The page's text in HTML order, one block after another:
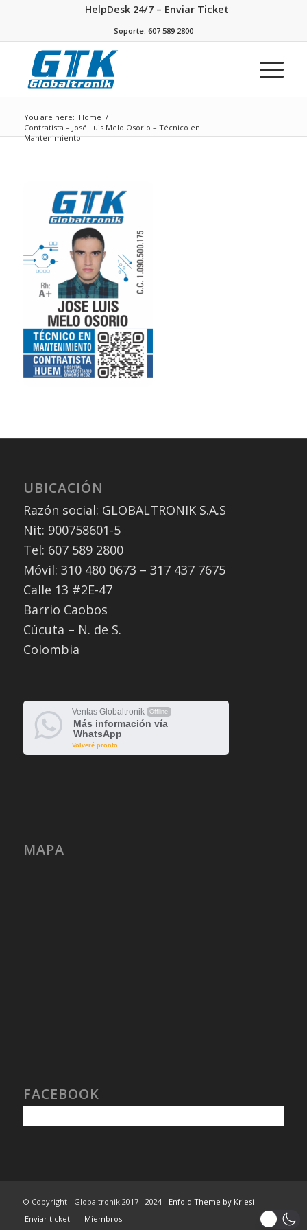
HelpDesk 24/7 – Enviar Ticket
Soporte: 607 589 2800
You are here: Home /
Contratista – José Luis Melo Osorio – Técnico en
Mantenimiento
UBICACIÓN
Razón social: GLOBALTRONIK S.A.S
Nit: 900758601-5
Tel: 607 589 2800
Móvil: 310 480 0673 – 317 437 7675
Calle 13 #2E-47
Barrio Caobos
Cúcuta – N. de S.
Colombia
Ventas Globaltronik Offline
Más información vía
WhatsApp
Volveré pronto
MAPA
FACEBOOK
© Copyright - Globaltronik 2017 - 2024 - Enfold Theme by Kriesi
Enviar ticket
Miembros